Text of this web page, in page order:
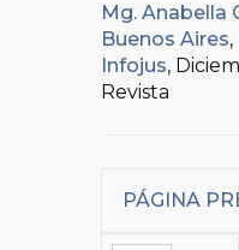
Mg. Anabella
Buenos Aires,
Infojus,
Revista
PÁGINA